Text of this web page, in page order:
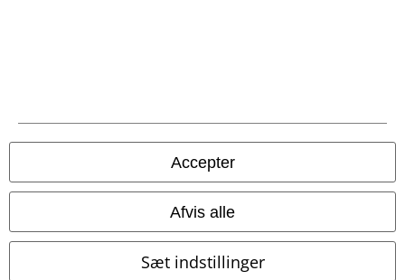
Accepter
Afvis alle
Sæt indstillinger
Persondatapolitik
Bortskaffelse af affald og miljøbeskyttelse
Overensstemmelseserklæring
Oplysninger om tilgængelighed